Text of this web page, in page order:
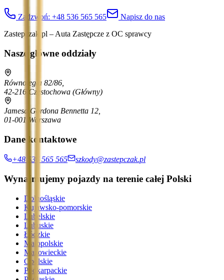
Zadzwoń: +48 536 565 565
Napisz do nas
Zastepczak.pl – Auta Zastępcze z OC sprawcy
Nasze główne oddziały
Równoległa 82/86,
42-216 Częstochowa (Główny)
Jamesa Gordona Bennetta 12,
01-001 Warszawa
Dane kontaktowe
+48 536 565 565 szkody@zastepczak.pl
Wynajmujemy pojazdy na terenie całej Polski
Dolnośląskie
Kujawsko-pomorskie
Lubelskie
Lubuskie
Łódzkie
Małopolskie
Mazowieckie
Opolskie
Podkarpackie